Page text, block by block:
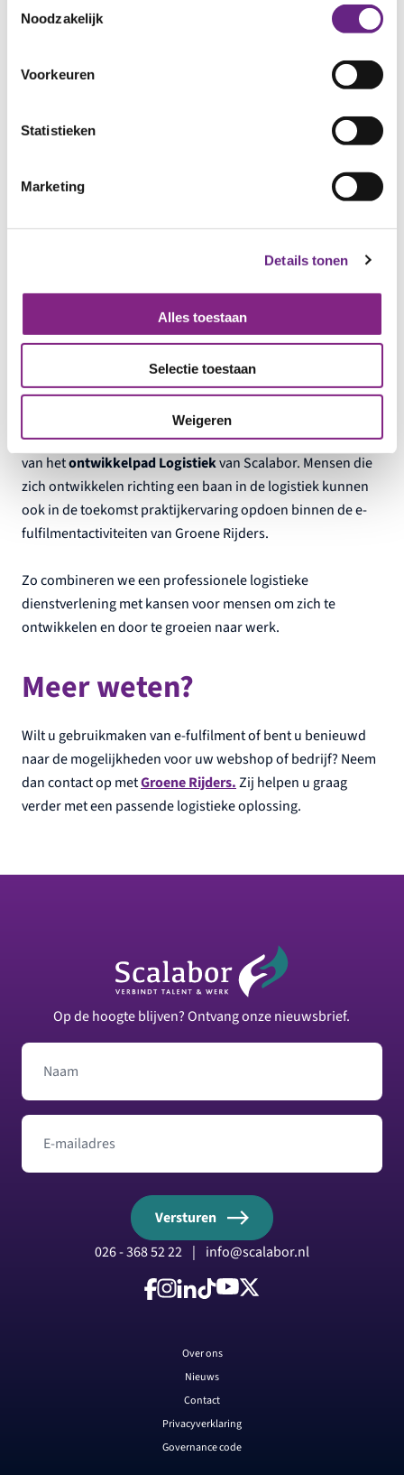
Noodzakelijk
Voorkeuren
Statistieken
Marketing
Details tonen
Alles toestaan
Selectie toestaan
Weigeren
Snelle verzending
Duurzame bezorging met zero-emissievoertuigen
bijvoorbeeld handgeschreven kaartjes,
cadeauverpakkingen, sleeves, stickers of extra
Ontwikkelkansen blijven
De overname betekent niet dat de samenwerking met
Scalabor stopt. Integendeel. E-fulfilment blijft onderdeel
van hetontwikkelpad Logistiekvan Scalabor. Mensen die
zich ontwikkelen richting een baan in de logistiek kunnen
ook in de toekomst praktijkervaring opdoen binnen de e-
fulfilmentactiviteiten van Groene Rijders.
Zo combineren we een professionele logistieke
dienstverlening met kansen voor mensen om zich te
ontwikkelen en door te groeien naar werk.
Meer weten?
Wilt u gebruikmaken van e-fulfilment of bent u benieuwd
naar de mogelijkheden voor uw webshop of bedrijf? Neem
dan contact op metGroene Rijders.Zij helpen u graag
verder met een passende logistieke oplossing.
Op de hoogte blijven? Ontvang onze nieuwsbrief.
Naam
E-mailadres
Versturen
026 - 368 52 22 | info@scalabor.nl
Volg ons op Facebook
Volg ons op Instagram
Volg ons op LinkedIn
Volg ons op TikTok
Volg ons op YouTube
Over ons
Nieuws
Contact
Privacyverklaring
Governance code